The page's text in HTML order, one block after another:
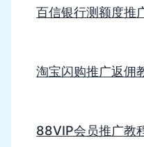
百信银行测额度推
淘宝闪购推广返佣
88VIP会员推广教